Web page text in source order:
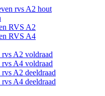
rvs A2 hout
RVS A2
RVS A4
A2 voldraad
A4 voldraad
A2 deeldraad
A4 deeldraad